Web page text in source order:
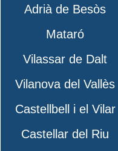
Adrià de Besòs
Mataró
Vilassar de Dalt
Vilanova del Vallès
Castellbell i el Vilar
Castellar del Riu